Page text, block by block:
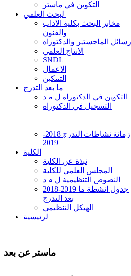
التكوين في ماستر
البحث العلمي
مخابر البحث بكلية الآداب
والفنون
رسائل الماجستير والدكتوراه
الانتاج العلمي
SNDL
الاعمال
التمكين
ما بعد التدرج
التكوين في الدكتوراه ل م د
التسجيل في الدكتوراه
رزمانة نشاطات التدرج 2018-
2019
الكلية
نبذة عن الكلية
المجلس العلمي للكلية
النصوص التنظيمية ل م د
2018-2019 جدول انشطة ما
بعد التدرج
الهيكل التنظيمي
الرئيسية
ماستر عن بعد